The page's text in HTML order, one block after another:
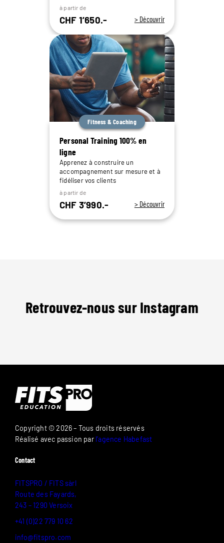
à partir de
CHF 1’650.- > Découvrir
Fitness & Coaching
Personal Training 100% en
ligne
Apprenez à construire un
accompagnement sur mesure et à
fidéliser vos clients
à partir de
CHF 3’990.- > Découvrir
Retrouvez-nous sur Instagram
Copyright © 2026 – Tous droits réservés
Réalisé avec passion par l’agence Habefast
Contact
FITSPRO / FITS sàrl
Route des Fayards,
243 – 1290 Versoix
+41 (0)22 779 10 62
info@fitspro.com